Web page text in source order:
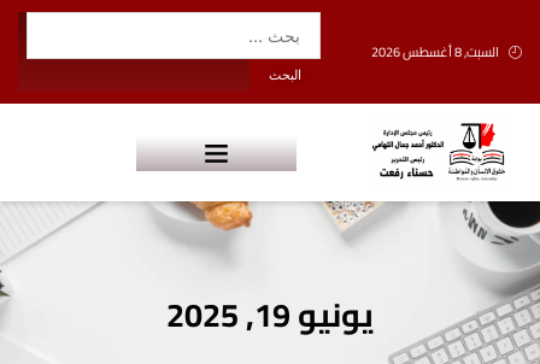
السبت, 8 أغسطس 2026
يونيو 19, 2025